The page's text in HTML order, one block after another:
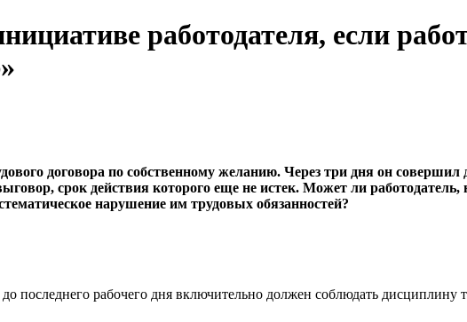
работодателя, если
договора по собственному желанию. Через три дня он
срок действия которого еще не истек. Может ли
нарушение им трудовых обязанностей?
последнего рабочего дня включительно должен соблюдать